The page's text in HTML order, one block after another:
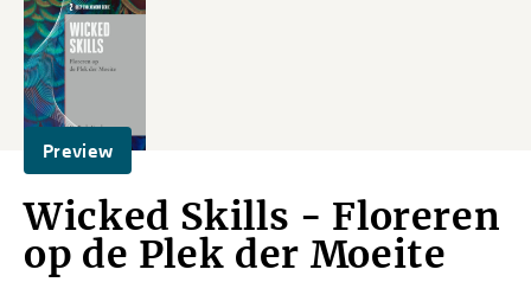
Preview
Wicked Skills - Floreren
op de Plek der Moeite